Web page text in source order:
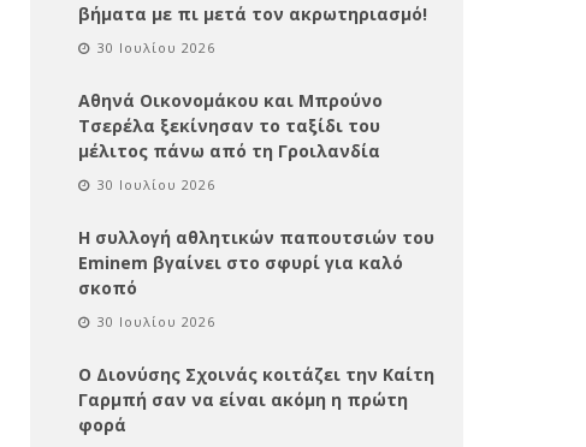
βήματα με πι μετά τον ακρωτηριασμό!
30 Ιουλίου 2026
Αθηνά Οικονομάκου και Μπρούνο
Τσερέλα ξεκίνησαν το ταξίδι του
μέλιτος πάνω από τη Γροιλανδία
30 Ιουλίου 2026
Η συλλογή αθλητικών παπουτσιών του
Eminem βγαίνει στο σφυρί για καλό
σκοπό
30 Ιουλίου 2026
Ο Διονύσης Σχοινάς κοιτάζει την Καίτη
Γαρμπή σαν να είναι ακόμη η πρώτη
φορά